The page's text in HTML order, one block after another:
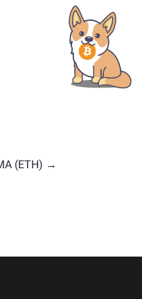
de utilidad, una
tipo. Las alternativas
con casos de
similares. Consulta
intercambiar en la
(ETH) →